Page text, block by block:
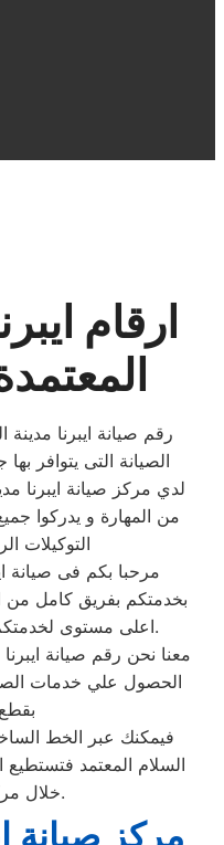
ارقام
رقم صيانة ايبرنا
الصيانة التى يتوافر
من المهارة و يدركوا
التوكيلات
مرحبا بكم فى صيانة
بخدمتكم بفريق كامل من
اعلى مستوى.
معنا نحن رقم صيانة
الحصول علي خدمات
فيمكنك عبر الخط
السلام المعتمد فتستطيع
خلال مركز الصيانة المعتمد.
مركز صيانة